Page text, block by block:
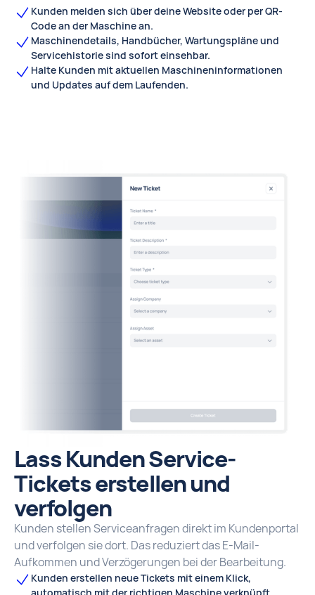
Kunden melden sich über deine Website oder per QR-
Code an der Maschine an.
Maschinendetails, Handbücher, Wartungspläne und
Servicehistorie sind sofort einsehbar.
Halte Kunden mit aktuellen Maschineninformationen
und Updates auf dem Laufenden.
Lass Kunden Service-
Tickets erstellen und
verfolgen
Kunden stellen Serviceanfragen direkt im Kundenportal
und verfolgen sie dort. Das reduziert das E-Mail-
Aufkommen und Verzögerungen bei der Bearbeitung.
Kunden erstellen neue Tickets mit einem Klick,